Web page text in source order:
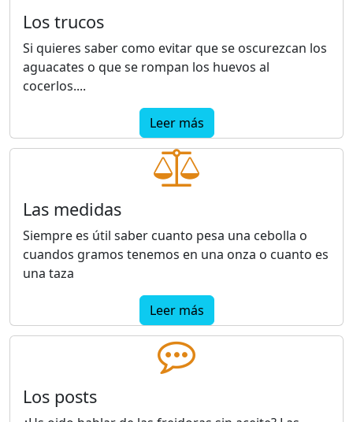
Los trucos
Si quieres saber como evitar que se oscurezcan los
aguacates o que se rompan los huevos al
cocerlos....
Leer más
Las medidas
Siempre es útil saber cuanto pesa una cebolla o
cuandos gramos tenemos en una onza o cuanto es
una taza
Leer más
Los posts